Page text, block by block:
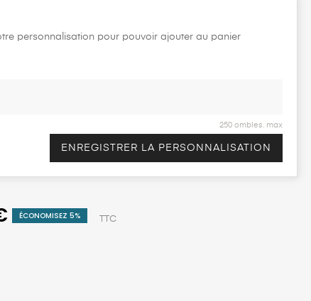
personnalisation pour pouvoir ajouter au panier
250 ombles. max
ENREGISTRER LA PERSONNALISATION
ÉCONOMISEZ 5% TTC